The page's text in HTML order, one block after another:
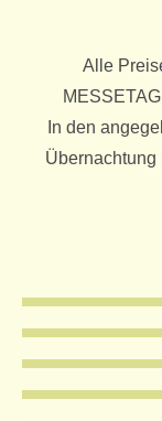
Alle
In den